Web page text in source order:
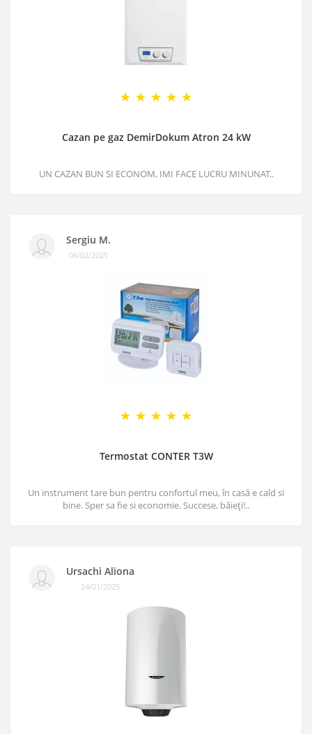
Cazan pe gaz DemirDokum Atron 24 kW
UN CAZAN BUN SI ECONOM, IMI FACE LUCRU MINUNAT..
Sergiu M.
06/02/2025
Termostat CONTER T3W
Un instrument tare bun pentru confortul meu, în casă e cald si
bine. Sper sa fie si economie. Succese, băieți!..
Ursachi Aliona
24/01/2025